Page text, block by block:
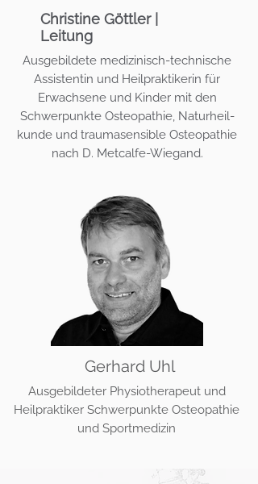
Christine Göttler |
Leitung
Ausgebildete medizinisch-technische
Assistentin und Heilpraktikerin für
Erwachsene und Kinder mit den
Schwerpunkte Osteopathie, Naturheil-
kunde und traumasensible Osteopathie
nach D. Metcalfe-Wiegand.
Gerhard Uhl
Ausgebildeter Physiotherapeut und
Heilpraktiker Schwerpunkte Osteopathie
und Sportmedizin